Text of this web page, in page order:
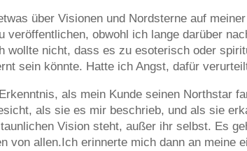
über Visionen und Nordsterne auf
veröffentlichen, obwohl ich lange darüber
wollte nicht, dass es zu esoterisch oder
sein könnte. Hatte ich Angst, dafür
als mein Kunde seinen Northstar
als sie es mir beschrieb, und als sie
Vision steht, außer ihr selbst. Es
von allen.Ich erinnerte mich dann an meine